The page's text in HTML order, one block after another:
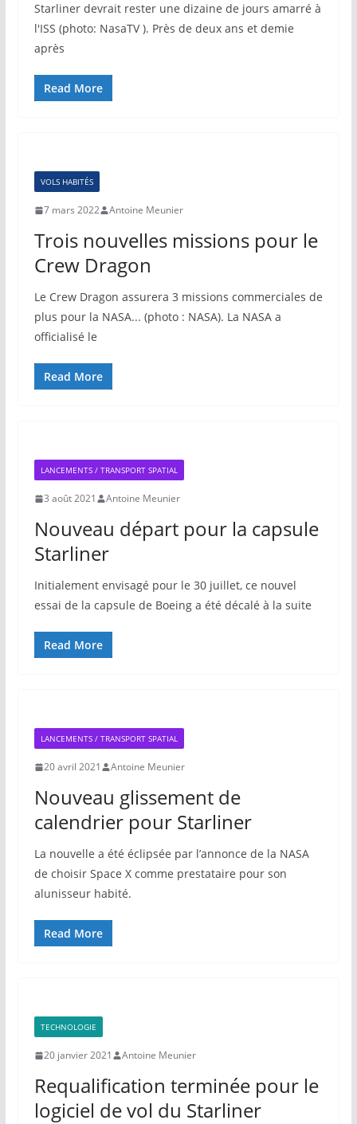
Starliner devrait rester une dizaine de jours amarré à
l'ISS (photo: NasaTV ). Près de deux ans et demie
après
Read More
VOLS HABITÉS
7 mars 2022 Antoine Meunier
Trois nouvelles missions pour le
Crew Dragon
Le Crew Dragon assurera 3 missions commerciales de
plus pour la NASA... (photo : NASA). La NASA a
officialisé le
Read More
LANCEMENTS / TRANSPORT SPATIAL
3 août 2021 Antoine Meunier
Nouveau départ pour la capsule
Starliner
Initialement envisagé pour le 30 juillet, ce nouvel
essai de la capsule de Boeing a été décalé à la suite
Read More
LANCEMENTS / TRANSPORT SPATIAL
20 avril 2021 Antoine Meunier
Nouveau glissement de
calendrier pour Starliner
La nouvelle a été éclipsée par l’annonce de la NASA
de choisir Space X comme prestataire pour son
alunisseur habité.
Read More
TECHNOLOGIE
20 janvier 2021 Antoine Meunier
Requalification terminée pour le
logiciel de vol du Starliner